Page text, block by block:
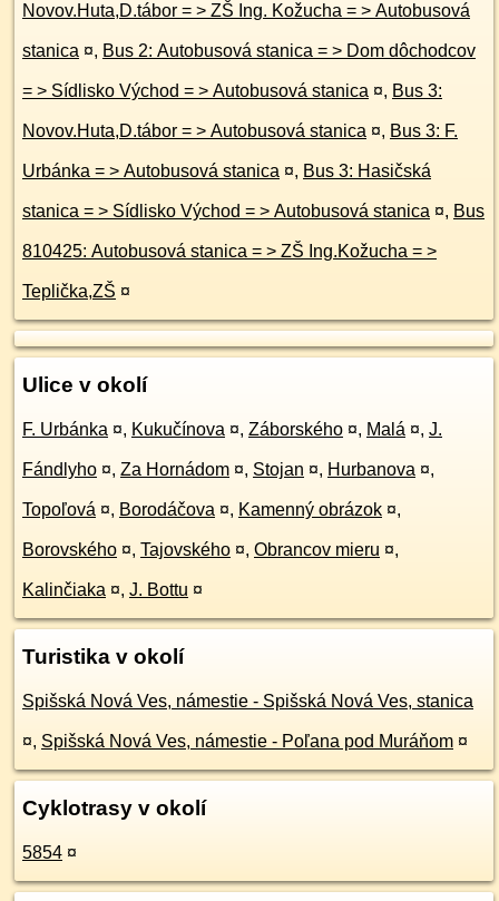
Novov.Huta,D.tábor = > ZŠ Ing. Kožucha = > Autobusová
stanica ¤, Bus 2: Autobusová stanica = > Dom dôchodcov
= > Sídlisko Východ = > Autobusová stanica ¤, Bus 3:
Novov.Huta,D.tábor = > Autobusová stanica ¤, Bus 3: F.
Urbánka = > Autobusová stanica ¤, Bus 3: Hasičská
stanica = > Sídlisko Východ = > Autobusová stanica ¤, Bus
810425: Autobusová stanica = > ZŠ Ing.Kožucha = >
Teplička,ZŠ ¤
Ulice v okolí
F. Urbánka ¤, Kukučínova ¤, Záborského ¤, Malá ¤, J.
Fándlyho ¤, Za Hornádom ¤, Stojan ¤, Hurbanova ¤,
Topoľová ¤, Borodáčova ¤, Kamenný obrázok ¤,
Borovského ¤, Tajovského ¤, Obrancov mieru ¤,
Kalinčiaka ¤, J. Bottu ¤
Turistika v okolí
Spišská Nová Ves, námestie - Spišská Nová Ves, stanica
¤, Spišská Nová Ves, námestie - Poľana pod Muráňom ¤
Cyklotrasy v okolí
5854 ¤